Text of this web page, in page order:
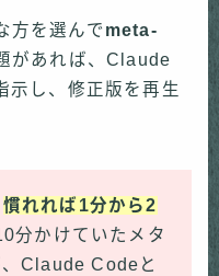
方を選んで meta-
があれば、Claude
示し、修正版を再生
慣れれば1分から2
分かけていたメタ
Claude Codeと